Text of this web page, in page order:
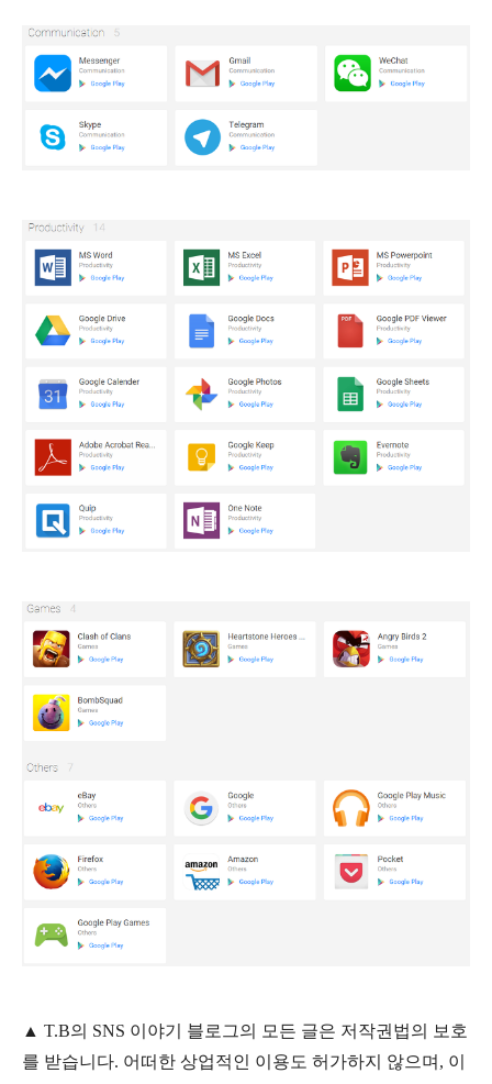
▲ T.B의 SNS 이야기 블 로그의 모든 글은 저작권법의 보호
를 받습니다. 어떠한 상업적인 이용도 허가하지 않으며, 이